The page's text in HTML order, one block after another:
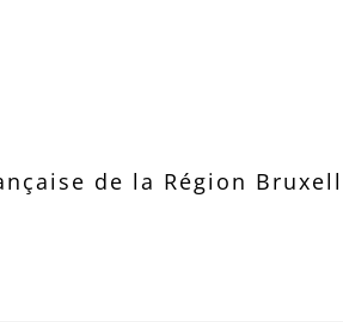
de la Région